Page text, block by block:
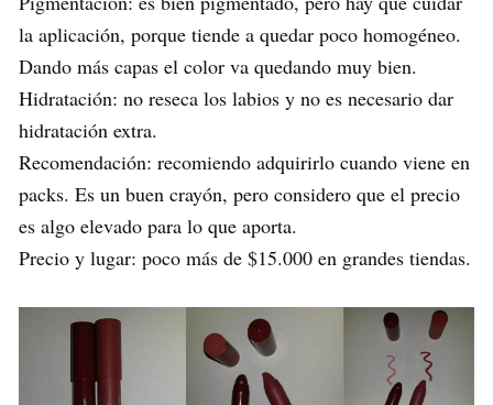
la aplicación, porque tiende a quedar poco homogéneo.
Dando más capas el color va quedando muy bien.
Hidratación: no reseca los labios y no es necesario dar
hidratación extra.
Recomendación: recomiendo adquirirlo cuando viene en
packs. Es un buen crayón, pero considero que el precio
es algo elevado para lo que aporta.
Precio y lugar: poco más de $15.000 en grandes tiendas.